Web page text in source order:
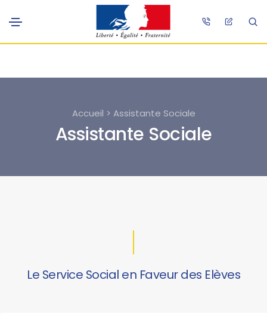
Accueil > Assistante Sociale
Assistante Sociale
Le Service Social en Faveur des Elèves